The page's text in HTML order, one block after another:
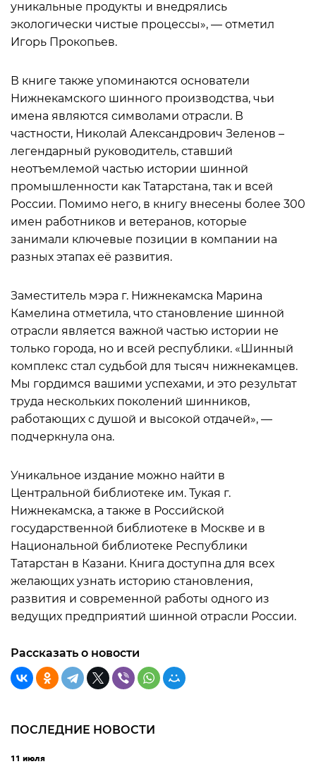
уникальные продукты и внедрялись
экологически чистые процессы», — отметил
Игорь Прокопьев.
В книге также упоминаются основатели
Нижнекамского шинного производства, чьи
имена являются символами отрасли. В
частности, Николай Александрович Зеленов –
легендарный руководитель, ставший
неотъемлемой частью истории шинной
промышленности как Татарстана, так и всей
России. Помимо него, в книгу внесены более 300
имен работников и ветеранов, которые
занимали ключевые позиции в компании на
разных этапах её развития.
Заместитель мэра г. Нижнекамска Марина
Камелина отметила, что становление шинной
отрасли является важной частью истории не
только города, но и всей республики. «Шинный
комплекс стал судьбой для тысяч нижнекамцев.
Мы гордимся вашими успехами, и это результат
труда нескольких поколений шинников,
работающих с душой и высокой отдачей», —
подчеркнула она.
Уникальное издание можно найти в
Центральной библиотеке им. Тукая г.
Нижнекамска, а также в Российской
государственной библиотеке в Москве и в
Национальной библиотеке Республики
Татарстан в Казани. Книга доступна для всех
желающих узнать историю становления,
развития и современной работы одного из
ведущих предприятий шинной отрасли России.
Рассказать о новости
ПОСЛЕДНИЕ НОВОСТИ
11 июля